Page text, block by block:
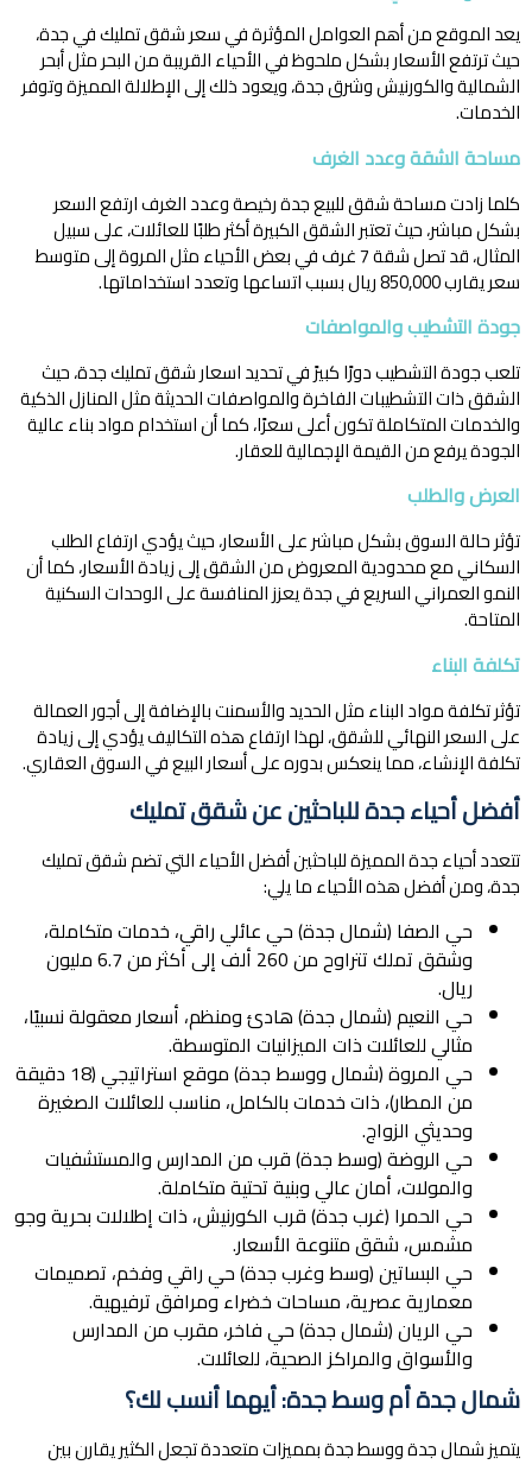
يعد الموقع من أهم العوامل المؤثرة في سعر شقق تمليك في جدة،
حيث ترتفع الأسعار بشكل ملحوظ في الأحياء القريبة من البحر مثل أبحر
الشمالية والكورنيش وشرق جدة، ويعود ذلك إلى الإطلالة المميزة وتوفر
الخدمات.
مساحة الشقة وعدد الغرف
كلما زادت مساحة شقق للبيع جدة رخيصة وعدد الغرف ارتفع السعر
بشكل مباشر، حيث تعتبر الشقق الكبيرة أكثر طلبًا للعائلات، على سبيل
المثال، قد تصل شقة 7 غرف في بعض الأحياء مثل المروة إلى متوسط
سعر يقارب 850,000 ريال بسبب اتساعها وتعدد استخداماتها.
جودة التشطيب والمواصفات
تلعب جودة التشطيب دورًا كبيرً في تحديد اسعار شقق تمليك جدة، حيث
الشقق ذات التشطيبات الفاخرة والمواصفات الحديثة مثل المنازل الذكية
والخدمات المتكاملة تكون أعلى سعرًا، كما أن استخدام مواد بناء عالية
الجودة يرفع من القيمة الإجمالية للعقار.
العرض والطلب
تؤثر حالة السوق بشكل مباشر على الأسعار، حيث يؤدي ارتفاع الطلب
السكاني مع محدودية المعروض من الشقق إلى زيادة الأسعار، كما أن
النمو العمراني السريع في جدة يعزز المنافسة على الوحدات السكنية
المتاحة.
تكلفة البناء
تؤثر تكلفة مواد البناء مثل الحديد والأسمنت بالإضافة إلى أجور العمالة
على السعر النهائي للشقق، لهذا ارتفاع هذه التكاليف يؤدي إلى زيادة
تكلفة الإنشاء، مما ينعكس بدوره على أسعار البيع في السوق العقاري.
أفضل أحياء جدة للباحثين عن شقق تمليك
تتعدد أحياء جدة المميزة للباحثين أفضل الأحياء التي تضم شقق تمليك
جدة، ومن أفضل هذه الأحياء ما يلي:
حي الصفا (شمال جدة) حي عائلي راقي، خدمات متكاملة،
وشقق تملك تتراوح من 260 ألف إلى أكثر من 6.7 مليون
ريال.
حي النعيم (شمال جدة) هادئ ومنظم، أسعار معقولة نسبيًا،
مثالي للعائلات ذات الميزانيات المتوسطة.
حي المروة (شمال ووسط جدة) موقع استراتيجي (18 دقيقة
من المطار)، ذات خدمات بالكامل، مناسب للعائلات الصغيرة
وحديثي الزواج.
حي الروضة (وسط جدة) قرب من المدارس والمستشفيات
والمولات، أمان عالي وبنية تحتية متكاملة.
حي الحمرا (غرب جدة) قرب الكورنيش، ذات إطلالات بحرية وجو
مشمس، شقق متنوعة الأسعار.
حي البساتين (وسط وغرب جدة) حي راقي وفخم، تصميمات
معمارية عصرية، مساحات خضراء ومرافق ترفيهية.
حي الريان (شمال جدة) حي فاخر، مقرب من المدارس
والأسواق والمراكز الصحية، للعائلات.
شمال جدة أم وسط جدة: أيهما أنسب لك؟
يتميز شمال جدة ووسط جدة بمميزات متعددة تجعل الكثير يقارن بين